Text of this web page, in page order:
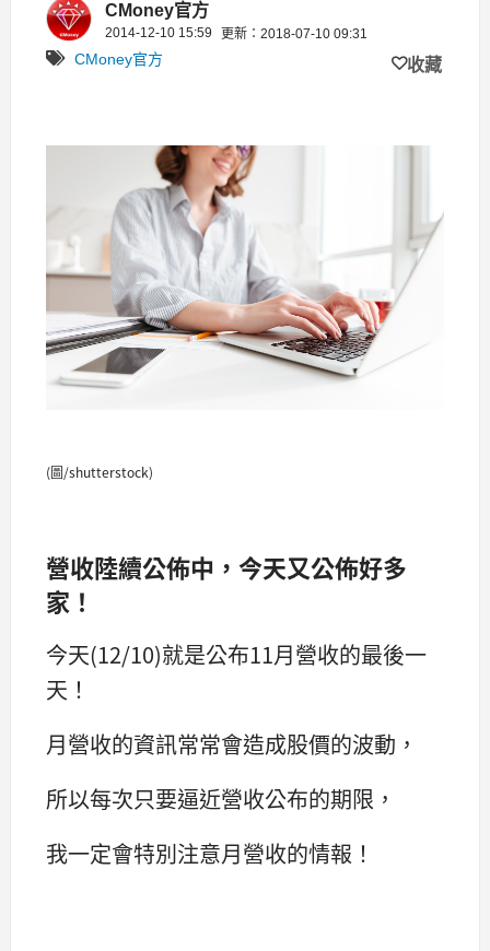
CMoney官方
2014-12-10 15:59 更新：2018-07-10 09:31
CMoney官方 收藏
(圖/shutterstock)
營收陸續公佈中，今天又公佈好多
家！
今天(12/10)就是公布11月營收的最後一
天！
月營收的資訊常常會造成股價的波動，
所以每次只要逼近營收公布的期限，
我一定會特別注意月營收的情報！